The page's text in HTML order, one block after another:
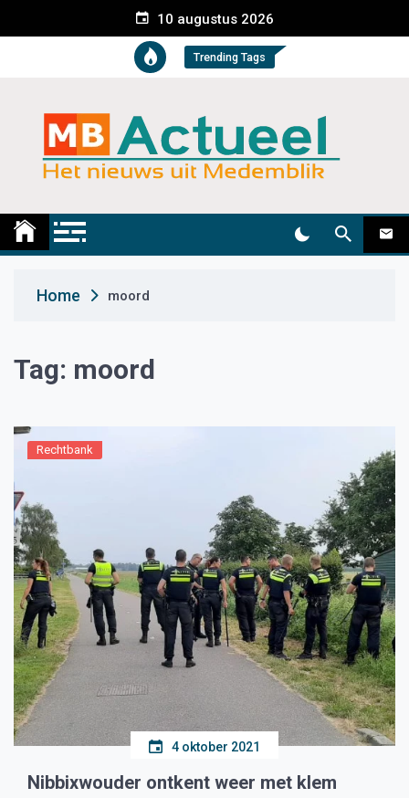
e
t
10 augustus 2026
Trending Tags
Medemblik Actueel
Home moord
Tag: moord
Rechtbank
4 oktober 2021
Nibbixwouder ontkent weer met klem